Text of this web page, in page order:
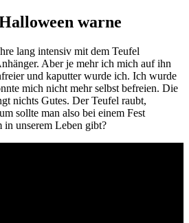
warne
lang intensiv mit dem Teufel
Aber je mehr ich mich auf ihn
und kaputter wurde ich. Ich wurde
mich nicht mehr selbst befreien. Die
nichts Gutes. Der Teufel raubt,
sollte man also bei einem Fest
in unserem Leben gibt?